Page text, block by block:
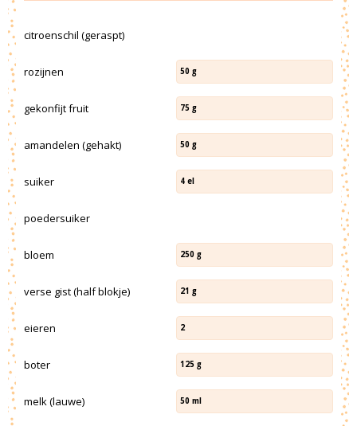
citroenschil (geraspt)
rozijnen 50 g
gekonfijt fruit 75 g
amandelen (gehakt) 50 g
suiker 4 el
poedersuiker
bloem 250 g
verse gist (half blokje) 21 g
eieren 2
boter 125 g
melk (lauwe) 50 ml